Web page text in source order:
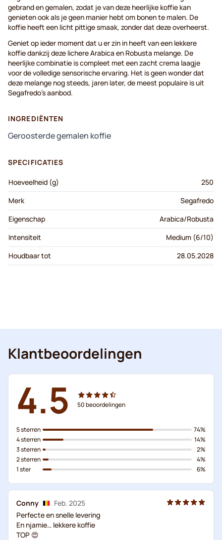
gebrand en gemalen, zodat je van deze heerlijke koffie kan
genieten ook als je geen manier hebt om bonen te malen. De
koffie heeft een licht pittige smaak, zonder dat deze overheerst.
Geniet op ieder moment dat u er zin in heeft van een lekkere
koffie dankzij deze lichere Arabica en Robusta melange. De
heerlijke combinatie is compleet met een zacht crema laagje
voor de volledige sensorische ervaring. Het is geen wonder dat
deze melange nog steeds, jaren later, de meest populaire is uit
Segafredo’s aanbod.
INGREDIËNTEN
Geroosterde gemalen koffie
SPECIFICATIES
Hoeveelheid (g)
250
Merk
Segafredo
Eigenschap
Arabica/Robusta
Intensiteit
Medium (6/10)
Houdbaar tot
28.05.2028
Klantbeoordelingen
4.5 50beoordelingen
5 sterren
4 sterren
3 sterren
2 sterren
1 ster
74%
14%
2%
4%
6%
Conny
Feb. 2025
Perfecte en snelle levering
En njamie… lekkere koffie
TOP 😍